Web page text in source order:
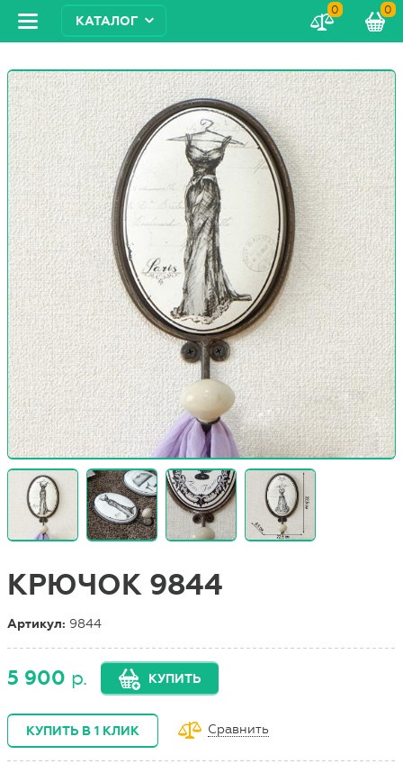
КАТАЛОГ
0 0
КРЮЧОК 9844
Артикул: 9844
5 900 р. КУПИТЬ
КУПИТЬ В 1 КЛИК Сравнить